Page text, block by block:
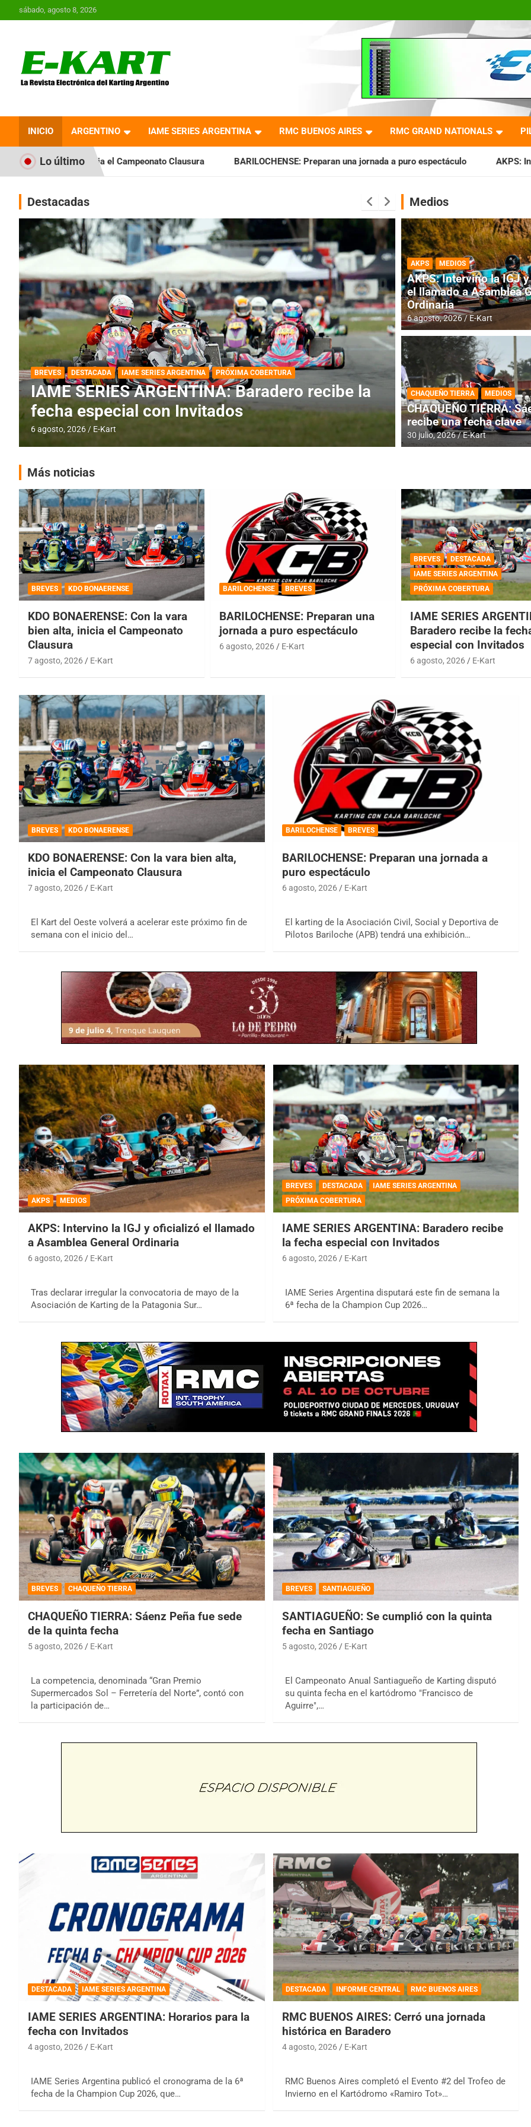
al
sábado, agosto 8, 2026
Revista Electrónica del
Karting en Argentina
INICIO ARGENTINO IAME SERIES ARGENTINA RMC BUENOS AIRES RMC GRAND NATIONALS
Lo último
el Campeonato Clausura BARILOCHENSE: Preparan una jornada a puro espectáculo AKPS: Intervino la IGJ y
Destacadas
DESTACADA IAME SERIES ARGENTINA
IAME SERIES ARGENTINA: Horarios para la
fecha con Invitados
4 agosto, 2026 E-Kart
DESTACADA INFORME CENTRAL
RMC BUENOS
histórica en
4 agosto, 2026 E-Kart
Medios
AKPS MEDIOS
AKPS: Intervino la IGJ
el llamado a Asamblea
Ordinaria
6 agosto, 2026 E-Kart
CHAQUEÑO TIERRA MEDIOS
CHAQUEÑO TIERRA:
recibe una fecha clave
30 julio, 2026 E-Kart
Más noticias
BREVES KDO BONAERENSE
KDO BONAERENSE: Con la vara
bien alta, inicia el Campeonato
Clausura
7 agosto, 2026 E-Kart
BARILOCHENSE BREVES
BARILOCHENSE: Preparan una
jornada a puro espectáculo
6 agosto, 2026 E-Kart
BREVES
DESTACADA
IAME SERIES ARGENTINA
PRÓXIMA COBERTURA
IAME SERIES
Baradero recibe la
especial con Invitados
6 agosto, 2026 E-Kart
BREVES KDO BONAERENSE
KDO BONAERENSE: Con la vara bien alta,
inicia el Campeonato Clausura
7 agosto, 2026 E-Kart
El Kart del Oeste volverá a acelerar este próximo fin de
semana con el inicio del…
BARILOCHENSE BREVES
BARILOCHENSE: Preparan una jornada a
puro espectáculo
6 agosto, 2026 E-Kart
El karting de la Asociación Civil, Social y Deportiva de
Pilotos Bariloche (APB) tendrá una exhibición…
AKPS MEDIOS
AKPS: Intervino la IGJ y oficializó el llamado
a Asamblea General Ordinaria
6 agosto, 2026 E-Kart
Tras declarar irregular la convocatoria de mayo de la
Asociación de Karting de la Patagonia Sur…
BREVES DESTACADA
IAME SERIES ARGENTINA
PRÓXIMA COBERTURA
IAME SERIES ARGENTINA: Baradero recibe
la fecha especial con Invitados
6 agosto, 2026 E-Kart
IAME Series Argentina disputará este fin de semana la
6ª fecha de la Champion Cup 2026…
BREVES CHAQUEÑO TIERRA
CHAQUEÑO TIERRA: Sáenz Peña fue sede
de la quinta fecha
5 agosto, 2026 E-Kart
La competencia, denominada “Gran Premio
Supermercados Sol – Ferretería del Norte”, contó con
la participación de…
BREVES SANTIAGUEÑO
SANTIAGUEÑO: Se cumplió con la quinta
fecha en Santiago
5 agosto, 2026 E-Kart
El Campeonato Anual Santiagueño de Karting disputó
su quinta fecha en el kartódromo "Francisco de
Aguirre",…
DESTACADA IAME SERIES ARGENTINA
IAME SERIES ARGENTINA: Horarios para la
fecha con Invitados
4 agosto, 2026 E-Kart
IAME Series Argentina publicó el cronograma de la 6ª
fecha de la Champion Cup 2026, que…
DESTACADA INFORME CENTRAL RMC BUENOS AIRES
RMC BUENOS AIRES: Cerró una jornada
histórica en Baradero
4 agosto, 2026 E-Kart
RMC Buenos Aires completó el Evento #2 del Trofeo de
Invierno en el Kartódromo «Ramiro Tot»…